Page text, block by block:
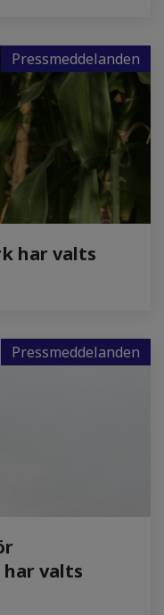
Pressmeddelanden
har valts
Pressmeddelanden
valts